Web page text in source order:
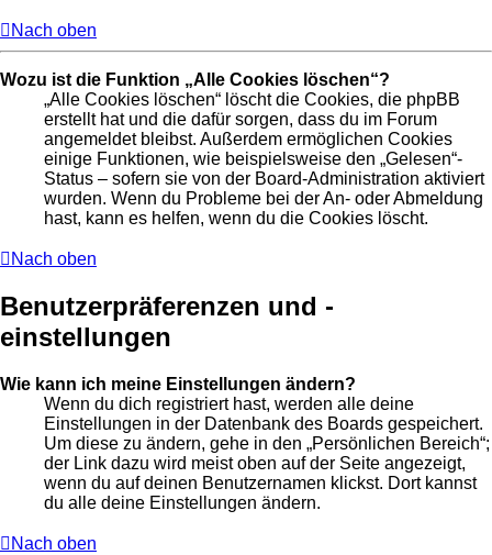
Nach oben
Wozu ist die Funktion „Alle Cookies löschen“?
„Alle Cookies löschen“ löscht die Cookies, die phpBB
erstellt hat und die dafür sorgen, dass du im Forum
angemeldet bleibst. Außerdem ermöglichen Cookies
einige Funktionen, wie beispielsweise den „Gelesen“-
Status – sofern sie von der Board-Administration aktiviert
wurden. Wenn du Probleme bei der An- oder Abmeldung
hast, kann es helfen, wenn du die Cookies löscht.
Nach oben
Benutzerpräferenzen und -
einstellungen
Wie kann ich meine Einstellungen ändern?
Wenn du dich registriert hast, werden alle deine
Einstellungen in der Datenbank des Boards gespeichert.
Um diese zu ändern, gehe in den „Persönlichen Bereich“;
der Link dazu wird meist oben auf der Seite angezeigt,
wenn du auf deinen Benutzernamen klickst. Dort kannst
du alle deine Einstellungen ändern.
Nach oben